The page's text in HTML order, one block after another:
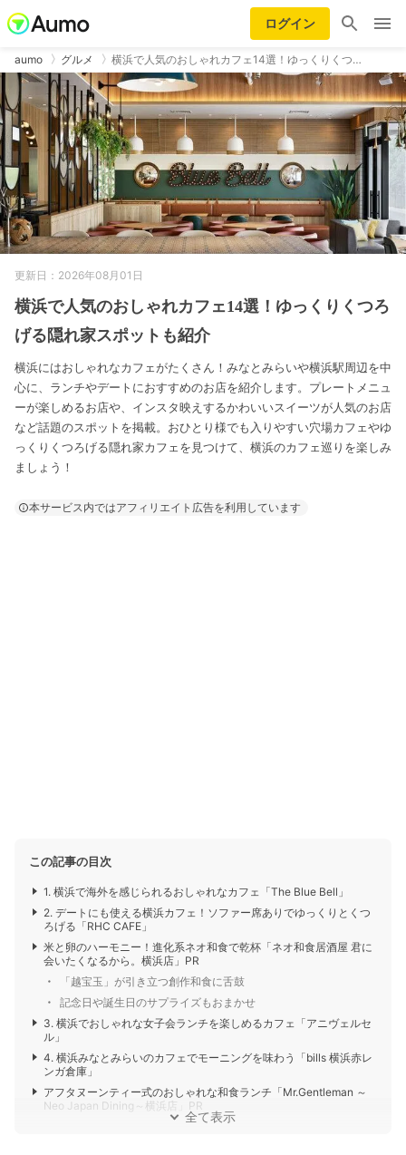
ログイン
aumo グルメ 横浜で人気のおしゃれカフェ14選！ゆっくりくつ…
更新日：2026年08月01日
横浜で人気のおしゃれカフェ14選！ゆっくりくつろ
げる隠れ家スポットも紹介
横浜にはおしゃれなカフェがたくさん！みなとみらいや横浜駅周辺を中
心に、ランチやデートにおすすめのお店を紹介します。プレートメニュ
ーが楽しめるお店や、インスタ映えするかわいいスイーツが人気のお店
など話題のスポットを掲載。おひとり様でも入りやすい穴場カフェやゆ
っくりくつろげる隠れ家カフェを見つけて、横浜のカフェ巡りを楽しみ
ましょう！
本サービス内ではアフィリエイト広告を利用しています
この記事の目次
1. 横浜で海外を感じられるおしゃれなカフェ「The Blue Bell」
2. デートにも使える横浜カフェ！ソファー席ありでゆっくりとくつ
ろげる「RHC CAFE」
米と卵のハーモニー！進化系ネオ和食で乾杯「ネオ和食居酒屋 君に
会いたくなるから。横浜店」PR
「越宝玉」が引き立つ創作和食に舌鼓
記念日や誕生日のサプライズもおまかせ
3. 横浜でおしゃれな女子会ランチを楽しめるカフェ「アニヴェルセ
ル」
4. 横浜みなとみらいのカフェでモーニングを味わう「bills 横浜赤レ
ンガ倉庫」
アフタヌーンティー式のおしゃれな和食ランチ「Mr.Gentleman ～
Neo Japan Dining～横浜店」PR
全て表示